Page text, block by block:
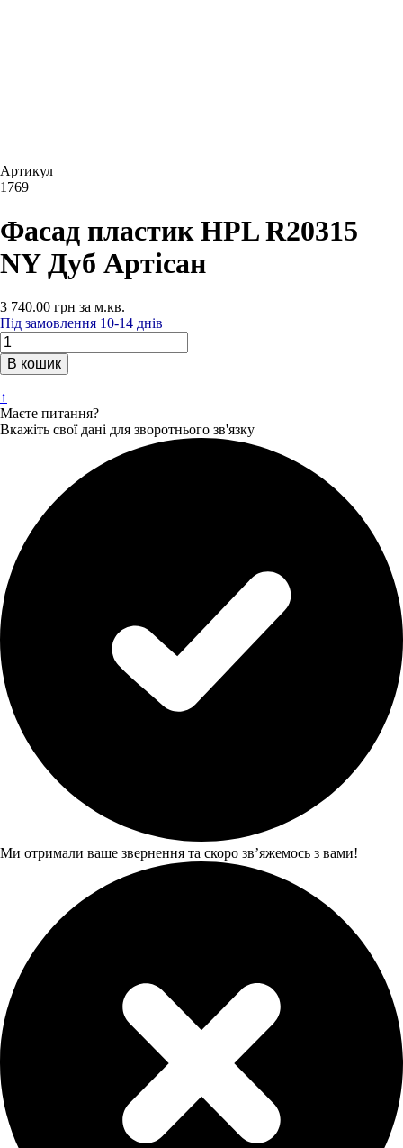
Артикул
1769
Фасад пластик HPL R20315
NY Дуб Артісан
3 740.00 грн за м.кв.
Під замовлення 10-14 днів
В кошик
↑
Маєте питання?
Вкажіть свої дані для зворотнього зв'язку
Ми отримали ваше звернення та скоро звʼяжемось з вами!